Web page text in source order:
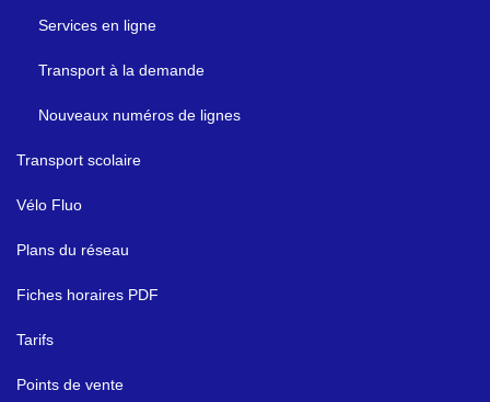
Services en ligne
Transport à la demande
Nouveaux numéros de lignes
Transport scolaire
Vélo Fluo
Plans du réseau
Fiches horaires PDF
Tarifs
Points de vente